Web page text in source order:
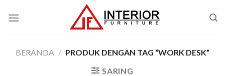
BERANDA / PRODUK DENGAN TAG “WORK DESK”
SARING